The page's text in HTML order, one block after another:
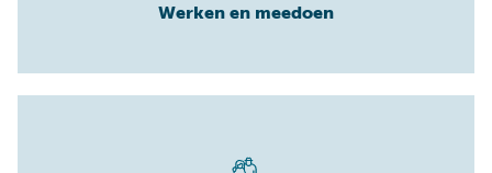
Werken en meedoen